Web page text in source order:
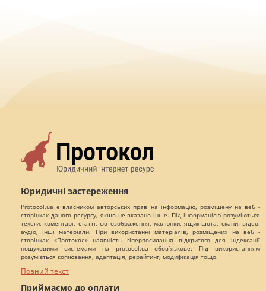
Юридичні застереження
Protocol.ua є власником авторських прав на інформацію, розміщену на веб -
сторінках даного ресурсу, якщо не вказано інше. Під інформацією розуміються
тексти, коментарі, статті, фотозображення, малюнки, ящик-шота, скани, відео,
аудіо, інші матеріали. При використанні матеріалів, розміщених на веб -
сторінках «Протокол» наявність гіперпосилання відкритого для індексації
пошуковими системами на protocol.ua обов`язкове. Під використанням
розуміється копіювання, адаптація, рерайтинг, модифікація тощо.
Повний текст
Приймаємо до оплати